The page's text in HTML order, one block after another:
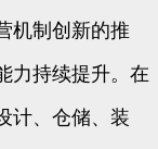
机制创新的推
力持续提升。在
计、仓储、装